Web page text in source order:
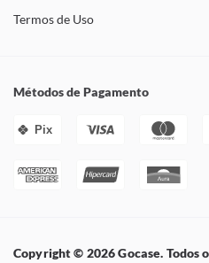
Termos de Uso
Métodos de Pagamento
Pix
Copyright © 2026 Gocase. Todos